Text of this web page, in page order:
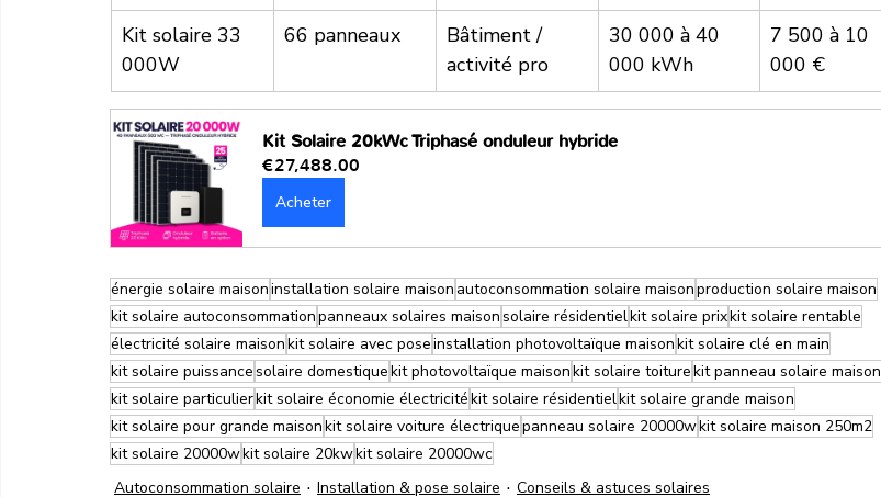
Kit solaire 33
000W
66 panneaux
Bâtiment /
activité pro
30 000 à 40
000 kWh
7 500 à 10
000 €
Kit Solaire 20kWc Triphasé onduleur hybride
€27,488.00
Acheter
énergie solaire maisoninstallation solaire maison autoconsommation solaire maisonproduction solaire maison
kit solaire autoconsommationpanneaux solaires maisonsolaire résidentielkit solaire prixkit solaire rentable
électricité solaire maisonkit solaire avec poseinstallation photovoltaïque maisonkit solaire clé en main
kit solaire puissancesolaire domestiquekit photovoltaïque maisonkit solaire toiturekit panneau solaire maison
kit solaire particulierkit solaire économie électricitékit solaire résidentielkit solaire grande maison
kit solaire pour grande maisonkit solaire voiture électriquepanneau solaire 20000wkit solaire maison 250m2
kit solaire 20000wkit solaire 20kwkit solaire 20000wc
Autoconsommation solaire
Installation & pose solaire Conseils & astuces solaires